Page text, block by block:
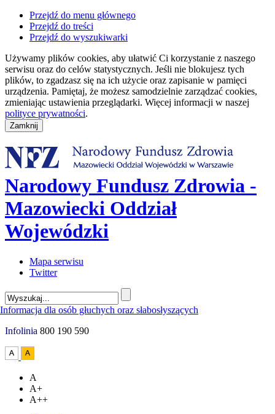
Przejdź do menu głównego
Przejdź do treści
Przejdź do wyszukiwarki
Używamy plików cookies, aby ułatwić Ci korzystanie z naszego
serwisu oraz do celów statystycznych. Jeśli nie blokujesz tych
plików, to zgadzasz się na ich użycie oraz zapisanie w pamięci
urządzenia. Pamiętaj, że możesz samodzielnie zarządzać cookies,
zmieniając ustawienia przeglądarki. Więcej informacji w naszej
polityce prywatności.
Narodowy Fundusz Zdrowia -
Mazowiecki Oddział
Wojewódzki
Mapa serwisu
Twitter
Infolinia 800 190 590
A
A+
A++